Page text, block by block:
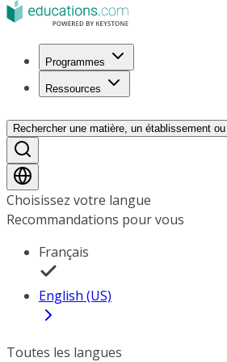
Programmes
Ressources
Rechercher une matière, un établissement
Choisissez votre langue
Recommandations pour vous
Français
English (US)
Toutes les langues